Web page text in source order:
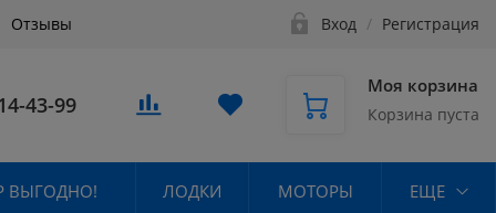
Отзывы Вход / Регистрация
43-99
Моя корзина
Корзина пуста
ВЫГОДНО! ЛОДКИ МОТОРЫ ЕЩЕ